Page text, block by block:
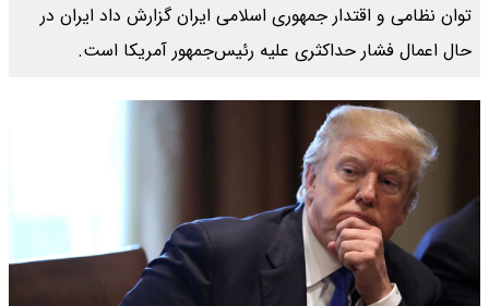
توان نظامی و اقتدار جمهوری اسلامی ایران گزارش داد ایران در
حال اعمال فشار حداکثری علیه رئیس‌جمهور آمریکا است.